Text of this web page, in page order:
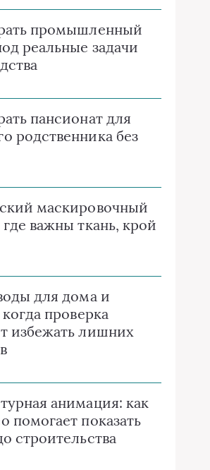
промышленный
реальные задачи
пансионат для
родственника без
маскировочный
важны ткань, крой
для дома и
когда проверка
избежать лишних
анимация: как
помогает показать
строительства